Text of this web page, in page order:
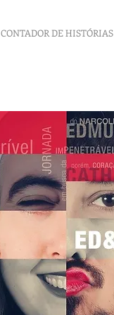
CONTADOR DE HISTÓRIAS